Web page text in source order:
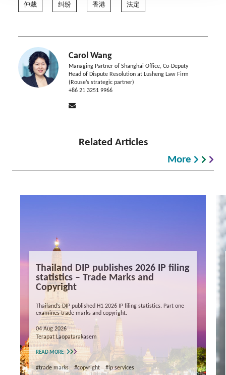
仲裁 纠纷 香港 法定
Carol Wang
Managing Partner of Shanghai Office, Co-Deputy
Head of Dispute Resolution at Lusheng Law Firm
(Rouse’s strategic partner)
+86 21 3251 9966
Related Articles
More
Thailand DIP publishes 2026 IP filing
statistics – Trade Marks and
Copyright
Thailand’s DIP published H1 2026 IP filing statistics. Part one
examines trade marks and copyright.
04 Aug 2026
Terapat Laopatarakasem
READ MORE
#trade marks #copyright #ip services